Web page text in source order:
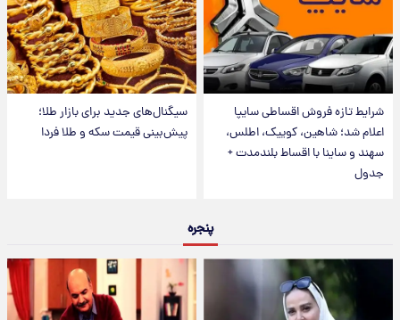
شرایط تازه فروش اقساطی سایپا
اعلام شد؛ شاهین، کوییک، اطلس،
سهند و ساینا با اقساط بلندمدت +
جدول
سیگنال‌های جدید برای بازار طلا؛
پیش‌بینی قیمت سکه و طلا فردا
پنجره